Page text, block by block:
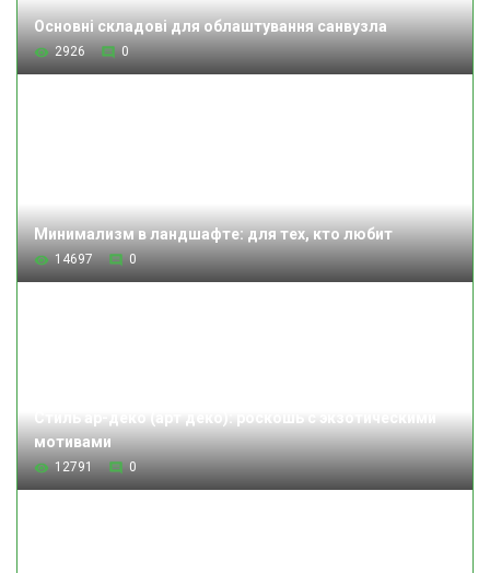
Основні складові для облаштування санвузла
2926 0
Минимализм в ландшафте: для тех, кто любит
14697 0
мотивами
12791 0